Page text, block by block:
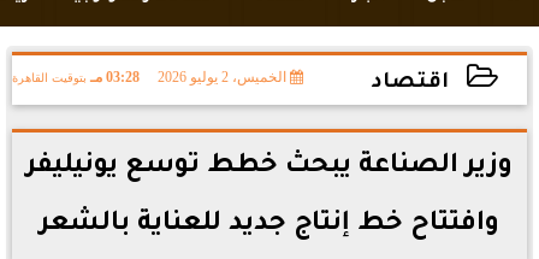
اقتصاد الخميس، 2 يوليو 2026 03:28 مـ بتوقيت القاهرة
2026-07-02 15:28:33
وزير الصناعة يبحث خطط توسع يونيليفر
وافتتاح خط إنتاج جديد للعناية بالشعر